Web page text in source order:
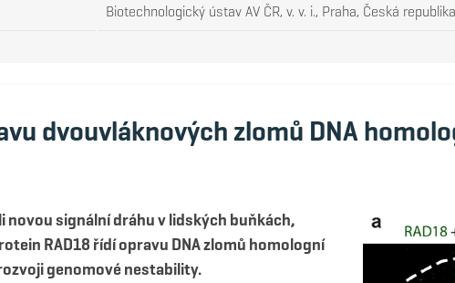
Biotechnologický ústav AV ČR, v. v. i., Praha, Česká republika
dvouvláknových zlomů DNA
novou signální dráhu v lidských buňkách,
RAD18 řídí opravu DNA zlomů homologní
genomové nestability.